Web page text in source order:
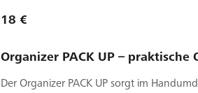
18 €
Organizer PACK UP –
Der Organizer PACK UP sorgt im